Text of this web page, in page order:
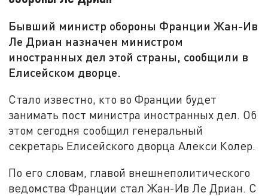
Бывший министр обороны Франции Жан-Ив
Ле Дриан назначен министром
иностранных дел этой страны, сообщили в
Елисейском дворце.
Стало известно, кто во Франции будет
занимать пост министра иностранных дел. Об
этом сегодня сообщил генеральный
секретарь Елисейского дворца Алекси Колер.
По его словам, главой внешнеполитического
ведомства Франции стал Жан-Ив Ле Дриан. С